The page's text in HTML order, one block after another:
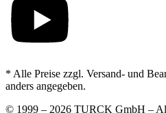
* Alle Preise zzgl. Versand- und
anders angegeben.
© 1999 – 2026 TURCK GmbH –